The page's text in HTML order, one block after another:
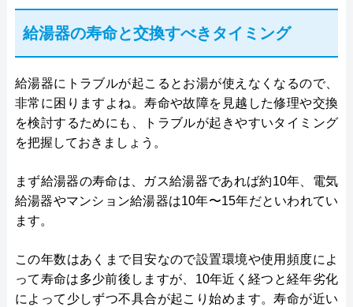
給湯器の寿命と交換すべきタイミング
給湯器にトラブルが起こるとお湯が使えなくなるので、
非常に困りますよね。寿命や故障を見越した修理や交換
を検討するためにも、トラブルが起きやすいタイミング
を把握しておきましょう。
まず給湯器の寿命は、ガス給湯器であれば約10年、電気
給湯器やマンション給湯器は10年〜15年だといわれてい
ます。
この年数はあくまで目安なので設置環境や使用頻度によ
って寿命は多少前後しますが、10年近く経つと経年劣化
によって少しずつ不具合が起こり始めます。寿命が近い